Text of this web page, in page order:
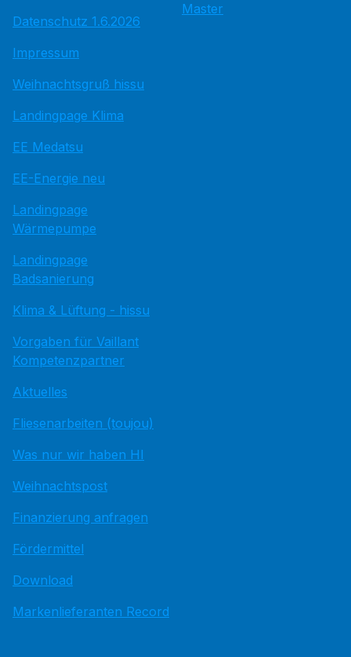
Datenschutz 1.6.2026
Impressum
Weihnachtsgruß hissu
Landingpage Klima
EE Medatsu
EE-Energie neu
Landingpage
Wärmepumpe
Landingpage
Badsanierung
Klima & Lüftung - hissu
Vorgaben für Vaillant
Kompetenzpartner
Aktuelles
Fliesenarbeiten (toujou)
Was nur wir haben HI
Weihnachtspost
Finanzierung anfragen
Fördermittel
Download
Markenlieferanten Record
Master